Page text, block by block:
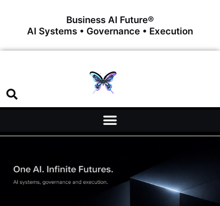
Business AI Future®
AI Systems • Governance • Execution